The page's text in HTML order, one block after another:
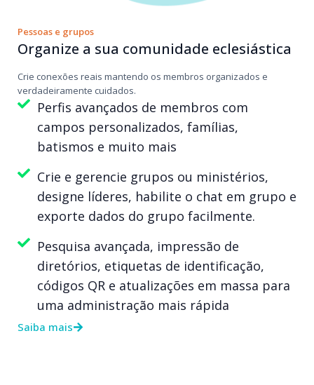
Pessoas e grupos
Organize a sua comunidade eclesiástica
Crie conexões reais mantendo os membros organizados e
verdadeiramente cuidados.
Perfis avançados de membros com
campos personalizados, famílias,
batismos e muito mais
Crie e gerencie grupos ou ministérios,
designe líderes, habilite o chat em grupo e
exporte dados do grupo facilmente.
Pesquisa avançada, impressão de
diretórios, etiquetas de identificação,
códigos QR e atualizações em massa para
uma administração mais rápida
Saiba mais